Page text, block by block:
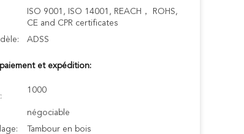
ISO 9001, ISO 14001, REACH， ROHS,
CE and CPR certificates
ADSS
et expédition:
1000
négociable
Tambour en bois